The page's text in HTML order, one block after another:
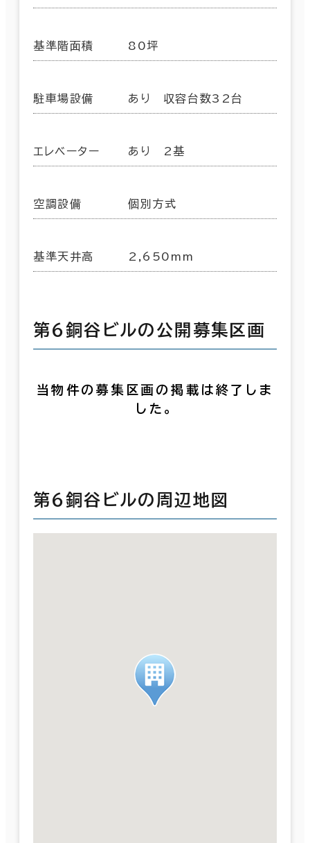
基準階面積 80坪
駐車場設備 あり 収容台数32台
エレベーター あり 2基
空調設備 個別方式
基準天井高 2,650mm
第６銅谷ビルの公開募集区画
当物件の募集区画の掲載は終了しま
した。
第６銅谷ビルの周辺地図